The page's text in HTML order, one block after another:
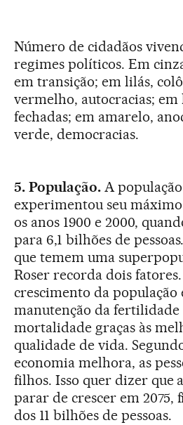
Número de cidadãos
regimes políticos. Em
em transição; em lilás,
vermelho, autocracias; em
fechadas; em amarelo,
verde, democracias.
5. População. A
experimentou seu
os anos 1900 e 2000,
para 6,1 bilhões de
que temem uma
Roser recorda dois
crescimento da população
manutenção da fertilidade
mortalidade graças às
qualidade de vida.
economia melhora, as
filhos. Isso quer dizer que
parar de crescer em 2075,
dos 11 bilhões de pessoas.